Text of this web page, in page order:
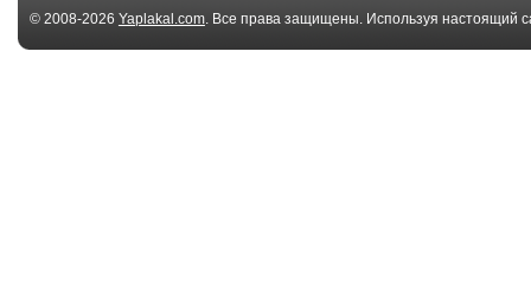
© 2008-2026 Yaplakal.com. Все права защищены. Используя настоящий